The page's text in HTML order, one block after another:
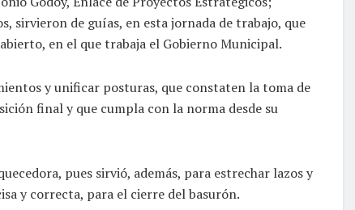
sirvieron de guías, en esta jornada de trabajo, que
en el que trabaja el Gobierno Municipal.
y unificar posturas, que constaten la toma de
final y que cumpla con la norma desde su
pues sirvió, además, para estrechar lazos y
y correcta, para el cierre del basurón.